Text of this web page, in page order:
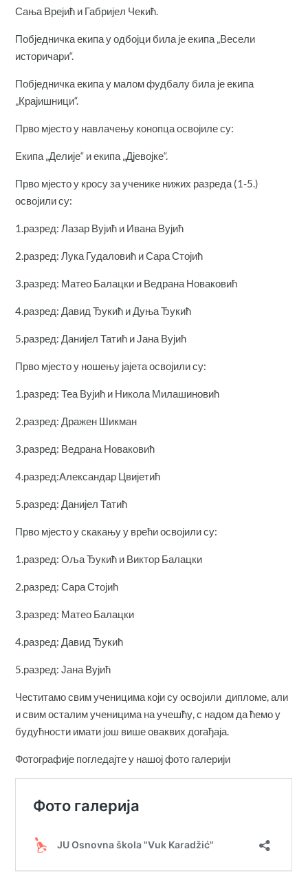
Сања Врејић и Габријел Чекић.
Побједничка екипа у одбојци била је екипа „Весели
историчари“.
Побједничка екипа у малом фудбалу била је екипа
„Крајишници“.
Прво мјесто у навлачењу конопца освојиле су:
Екипа „Делије“ и екипа „Дјевојке“.
Прво мјесто у кросу за ученике нижих разреда (1-5.)
освојили су:
1.разред: Лазар Вујић и Ивана Вујић
2.разред: Лука Гудаловић и Сара Стојић
3.разред: Матео Балацки и Ведрана Новаковић
4.разред: Давид Ђукић и Дуња Ђукић
5.разред: Данијел Татић и Јана Вујић
Прво мјесто у ношењу јајета освојили су:
1.разред: Теа Вујић и Никола Милашиновић
2.разред: Дражен Шикман
3.разред: Ведрана Новаковић
4.разред:Александар Цвијетић
5.разред: Данијел Татић
Прво мјесто у скакању у врећи освојили су:
1.разред: Оља Ђукић и Виктор Балацки
2.разред: Сара Стојић
3.разред: Матео Балацки
4.разред: Давид Ђукић
5.разред: Јана Вујић
Честитамо свим ученицима који су освојили дипломе, али
и свим осталим ученицима на учешћу, с надом да ћемо у
будућности имати још више оваквих догађаја.
Фотографије погледајте у нашој фото галерији